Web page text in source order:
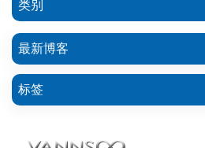
类别
最新博客
标签